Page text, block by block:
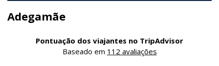
Adegamãe
Pontuação dos viajantes no TripAdvisor
Baseado em 112 avaliações